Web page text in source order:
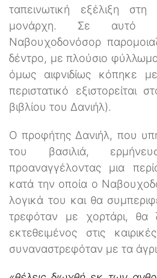
ταπεινωτική εξέλιξη
μονάρχη. Σε αυτό
Ναβουχοδονόσορ
δέντρο, με πλούσιο
όμως αιφνιδίως κόπηκε
περιστατικό εξιστορείται
βιβλίου του Δανιήλ).
Ο προφήτης Δανιήλ, που
του βασιλιά,
προαναγγέλοντας μια
κατά την οποία ο
λογικά του και θα
τρεφόταν με χορτάρι, θα
εκτεθειμένος στις
συναναστρεφόταν με τα